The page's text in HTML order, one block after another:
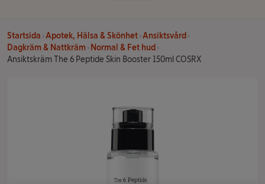
Startsida Apotek, Hälsa & Skönhet Ansiktsvård
Dagkräm & Nattkräm
Normal & Fet hud
Ansiktskräm The 6 Peptide Skin Booster 150ml COSRX